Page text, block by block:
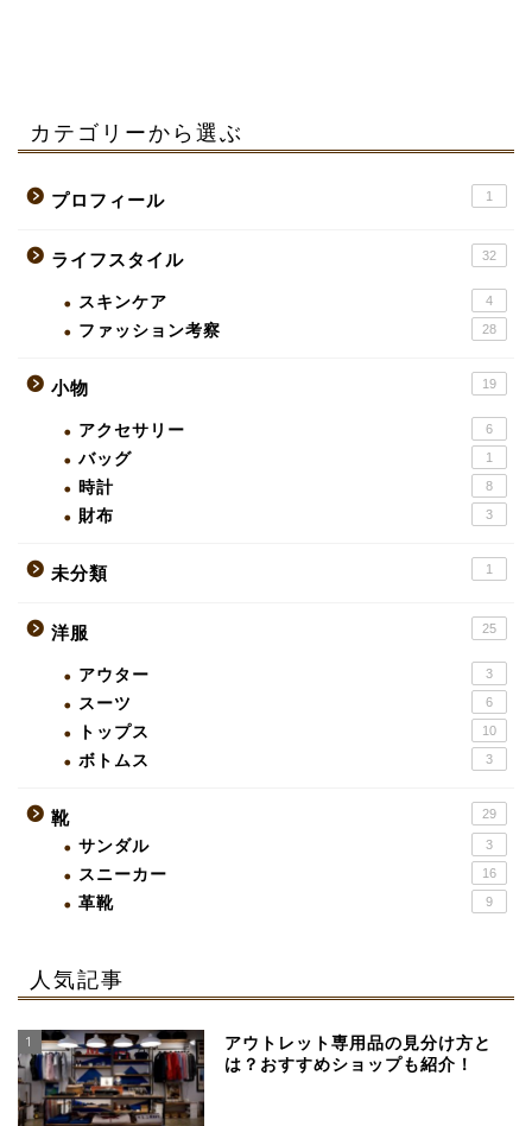
カテゴリーから選ぶ
プロフィール 1
ライフスタイル 32
スキンケア 4
ファッション考察 28
小物 19
アクセサリー 6
バッグ 1
時計 8
財布 3
未分類 1
洋服 25
アウター 3
スーツ 6
トップス 10
ボトムス 3
靴 29
サンダル 3
スニーカー 16
革靴 9
人気記事
1
アウトレット専用品の見分け方と
は？おすすめショップも紹介！